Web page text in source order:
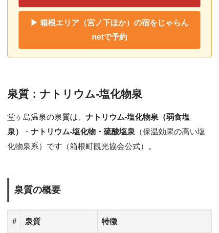
▶ 箱根エリア（宮ノ下ほか）の宿をじゃらん
netで予約
泉質：ナトリウム-塩化物泉
堂ヶ島温泉の泉質は、 ナトリウム-塩化物泉（弱食塩
泉）
・ ナトリウム-塩化物・硫酸塩泉 （保温効果の高い塩
化物泉系）です（箱根町観光協会公式）。
泉質の概要
# 泉質 特徴